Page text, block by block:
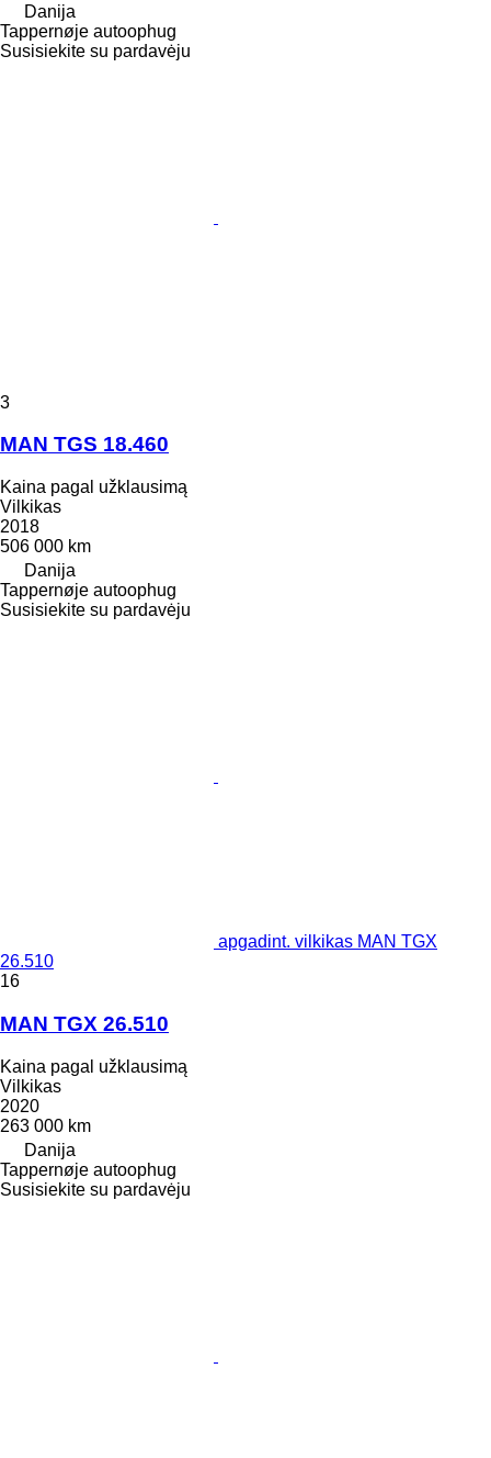
Danija
Tappernøje autoophug
Susisiekite su pardavėju
3
MAN TGS 18.460
Kaina pagal užklausimą
Vilkikas
2018
506 000 km
Danija
Tappernøje autoophug
Susisiekite su pardavėju
apgadint. vilkikas MAN TGX
26.510
16
MAN TGX 26.510
Kaina pagal užklausimą
Vilkikas
2020
263 000 km
Danija
Tappernøje autoophug
Susisiekite su pardavėju